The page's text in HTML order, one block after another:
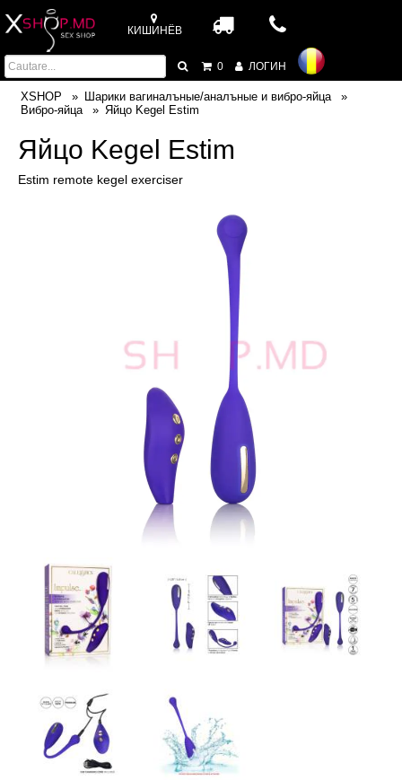
КИШИНЁВ
0 ЛОГИН
XSHOP
Шарики вагиналъные/аналъные и вибро-яйца
Вибро-яйца
Яйцо Kegel Estim
Яйцо Kegel Estim
Estim remote kegel exerciser